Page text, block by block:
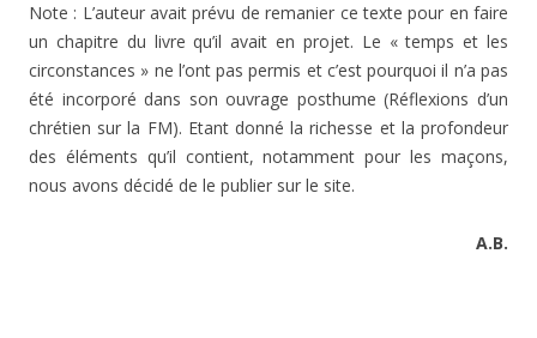
Note : L’auteur avait prévu de remanier ce texte pour en faire
un chapitre du livre qu’il avait en projet. Le « temps et les
circonstances » ne l’ont pas permis et c’est pourquoi il n’a pas
été incorporé dans son ouvrage posthume (Réflexions d’un
chrétien sur la FM). Etant donné la richesse et la profondeur
des éléments qu’il contient, notamment pour les maçons,
nous avons décidé de le publier sur le site.
A.B.